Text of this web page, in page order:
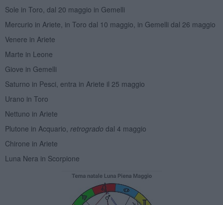
Sole in Toro, dal 20 maggio in Gemelli
Mercurio in Ariete, in Toro dal 10 maggio, in Gemelli dal 26 maggio
Venere in Ariete
Marte in Leone
Giove in Gemelli
Saturno in Pesci, entra in Ariete il 25 maggio
Urano in Toro
Nettuno in Ariete
Plutone in Acquario, retrogrado dal 4 maggio
Chirone in Ariete
Luna Nera in Scorpione